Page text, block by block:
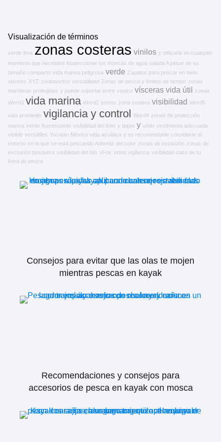
Visualización de términos
verde lima zonas costeras vinilos y utilizarla en cualquier
momento que necesites inspeccionar tus moscas de agua salada A pesar de su
tamaño compacto vida marina peligrosa verde Zapatos para pescar en hielo
visones XYZ zooplancton versatilidad Zonas de pesca y límites de tiempo zonas
marítimas protegidas y puede soportar entre vuelco vísceras vida útil zonas
Word3 vida marina Word2 zorros zona costera visibilidad Word5
vida promedio vigilancia y control Word4 zonas de protección
marina verde fluorescente visibilidad del líder y tippet y vinilo vestimenta adecuada
visible versátiles Yucatán México vida acuática y es recomendable considerar el
entorno en el que se está pescando Además del color zonas de exclusión zonas de
exclusión pesquera visibilidad del hilo vFox video vigilancia visibilidad clara de tu
línea de pesca
Consejos para evitar que las olas te mojen
mientras pescas en kayak
Recomendaciones y consejos para
accesorios de pesca en kayak con mosca